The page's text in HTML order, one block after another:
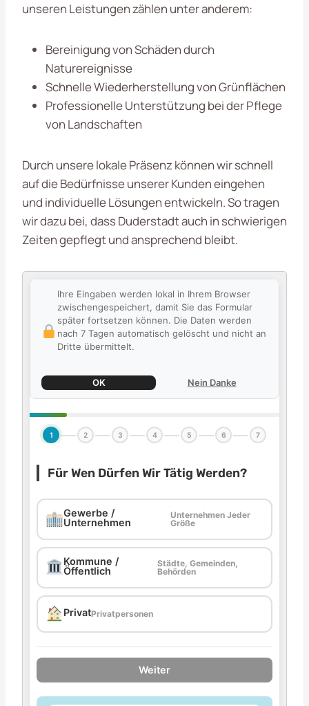
unseren Leistungen zählen unter anderem:
Bereinigung von Schäden durch
Naturereignisse
Schnelle Wiederherstellung von Grünflächen
Professionelle Unterstützung bei der Pflege
von Landschaften
Durch unsere lokale Präsenz können wir schnell
auf die Bedürfnisse unserer Kunden eingehen
und individuelle Lösungen entwickeln. So tragen
wir dazu bei, dass Duderstadt auch in schwierigen
Zeiten gepflegt und ansprechend bleibt.
Ihre Eingaben werden lokal in Ihrem Browser
zwischengespeichert, damit Sie das Formular
später fortsetzen können. Die Daten werden
nach 7 Tagen automatisch gelöscht und nicht an
Dritte übermittelt.
OK Nein Danke
1 2 3 4 5 6 7
Für Wen Dürfen Wir Tätig Werden?
Gewerbe /
Unternehmen
Unternehmen Jeder
Größe
Kommune /
Öffentlich
Städte, Gemeinden,
Behörden
PrivatPrivatpersonen
Weiter